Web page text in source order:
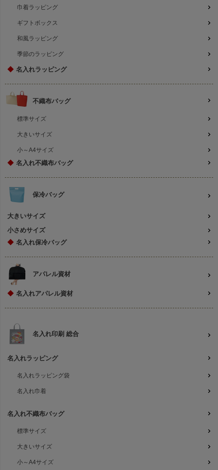
巾着ラッピング
ギフトボックス
和風ラッピング
季節のラッピング
◆ 名入れラッピング
不織布バッグ
標準サイズ
大きいサイズ
小～A4サイズ
◆ 名入れ不織布バッグ
保冷バッグ
大きいサイズ
小さめサイズ
◆ 名入れ保冷バッグ
アパレル資材
◆ 名入れアパレル資材
名入れ印刷 総合
名入れラッピング
名入れラッピング袋
名入れ巾着
名入れ不織布バッグ
標準サイズ
大きいサイズ
小～A4サイズ